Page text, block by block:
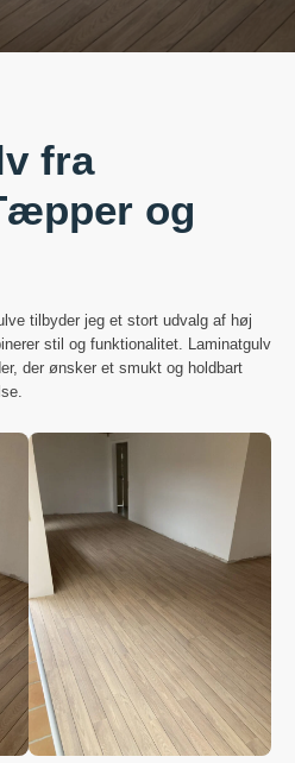
fra
og
tilbyder jeg et stort udvalg af høj
stil og funktionalitet. Laminatgulv
der ønsker et smukt og holdbart